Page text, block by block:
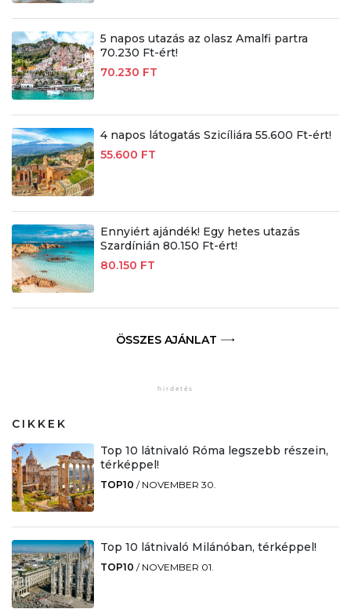
5 napos utazás az olasz Amalfi partra
70.230 Ft-ért!
70.230 FT
4 napos látogatás Szicíliára 55.600 Ft-ért!
55.600 FT
Ennyiért ajándék! Egy hetes utazás
Szardínián 80.150 Ft-ért!
80.150 FT
ÖSSZES AJÁNLAT
CIKKEK
Top 10 látnivaló Róma legszebb részein,
térképpel!
TOP10 / NOVEMBER 30.
Top 10 látnivaló Milánóban, térképpel!
TOP10 / NOVEMBER 01.